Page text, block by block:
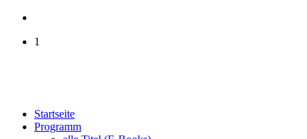
1
Startseite
Programm